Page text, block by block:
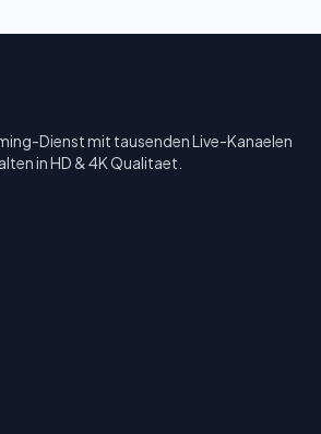
Dienst mit tausenden Live-Kanaelen
in HD & 4K Qualitaet.